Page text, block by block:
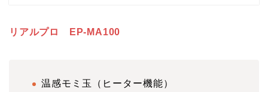
リアルプロ EP-MA100
温感モミ玉（ヒーター機能）